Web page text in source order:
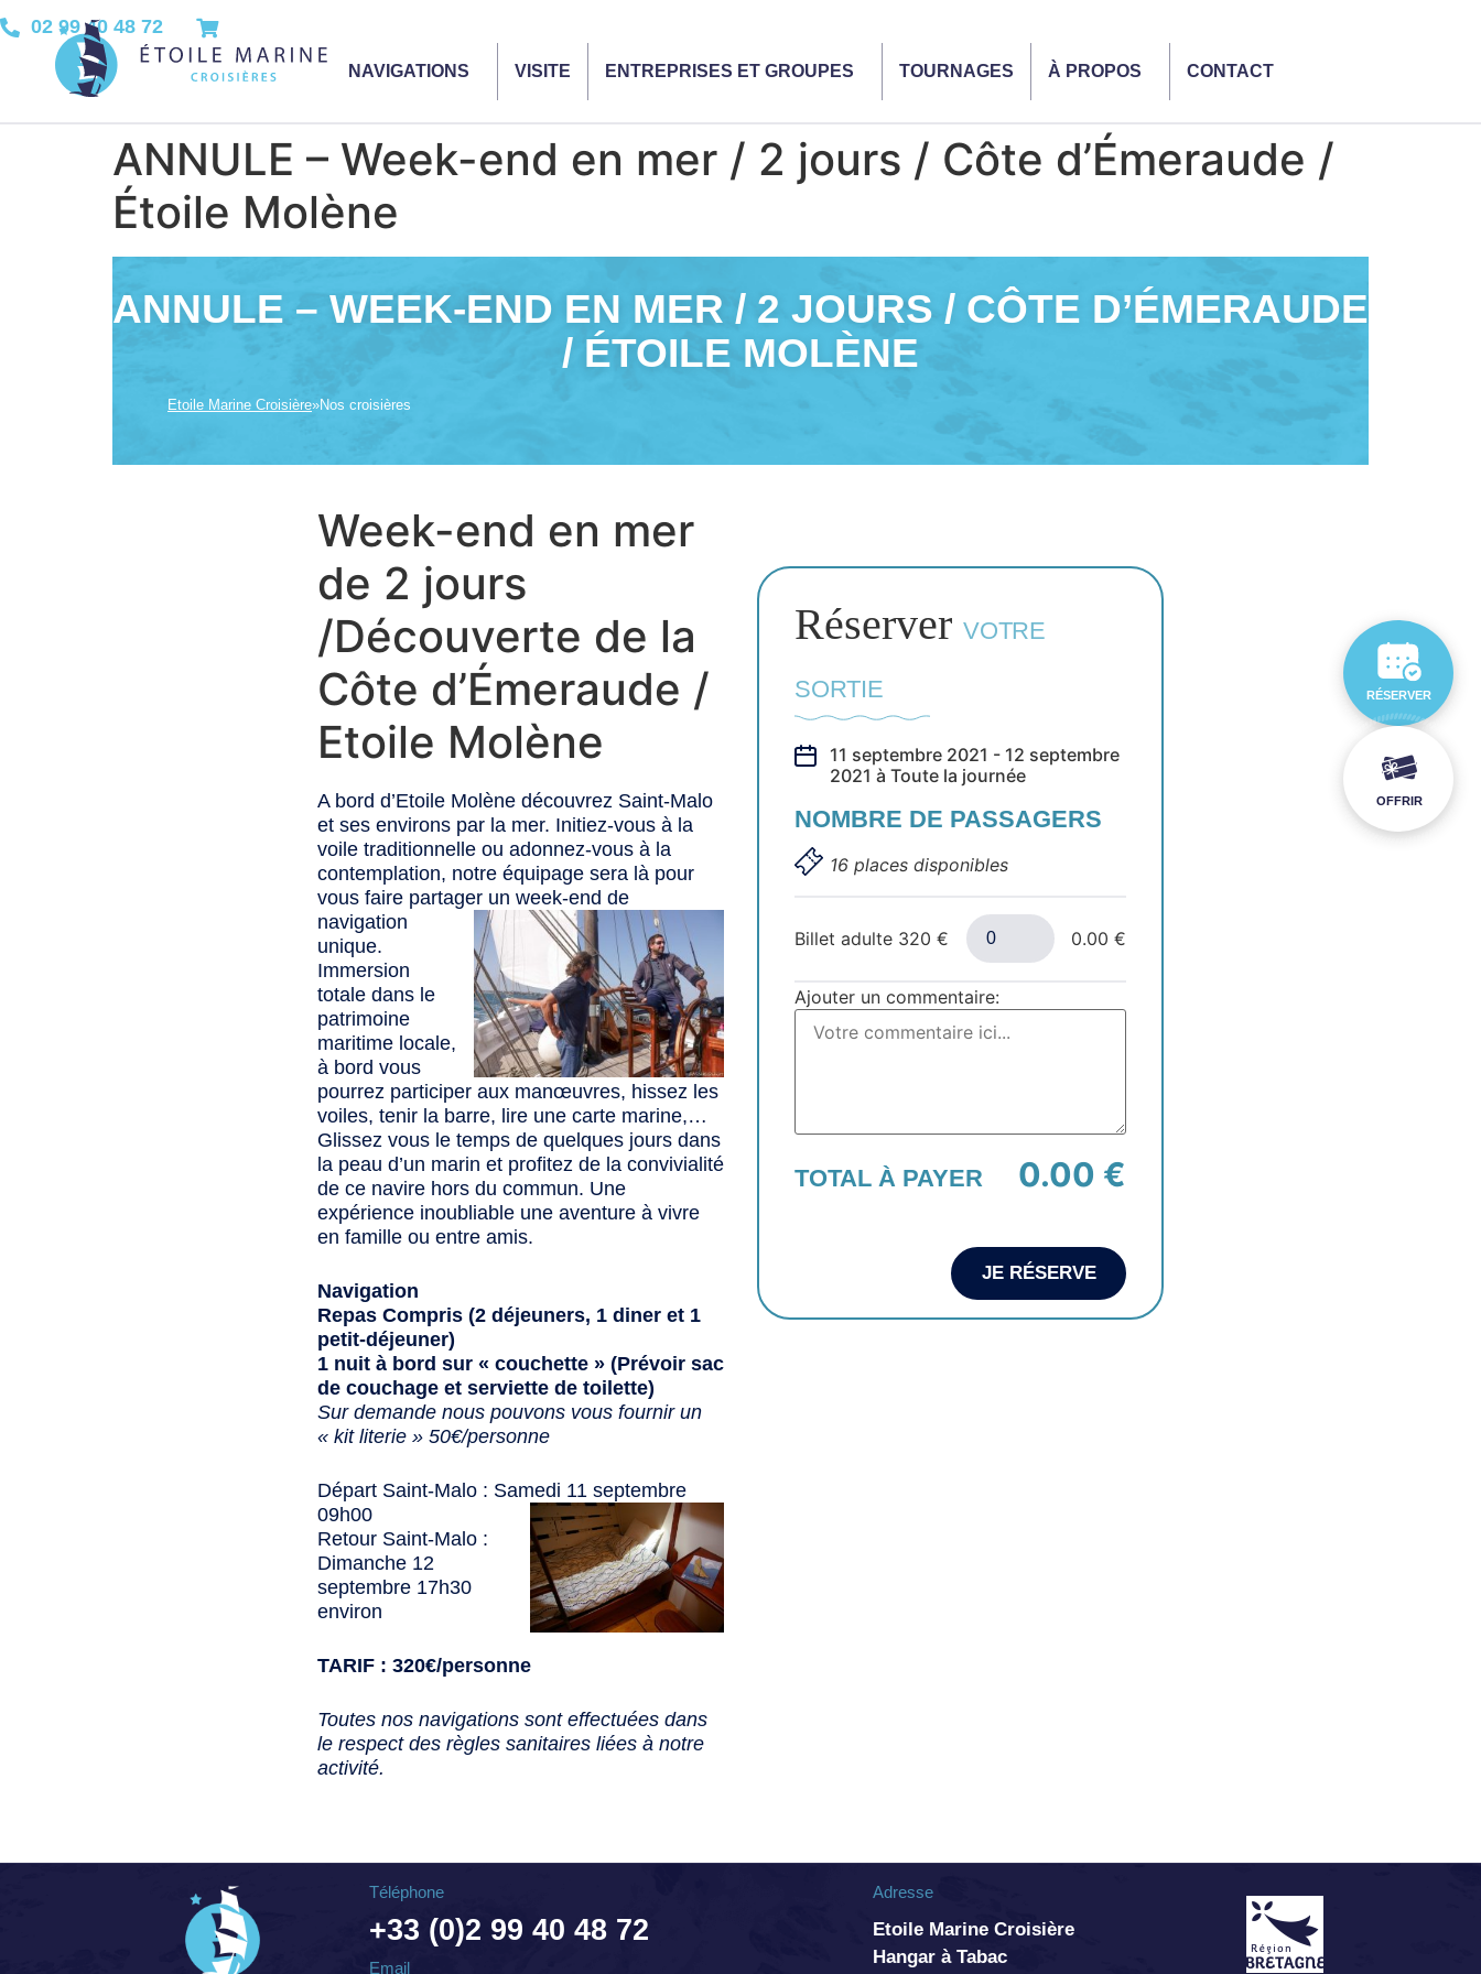
02 99 40 48 72
NAVIGATIONS VISITE ENTREPRISES ET GROUPES TOURNAGES À PROPOS CONTACT
ANNULE – Week-end en mer / 2 jours / Côte d’Émeraude /
Étoile Molène
ANNULE – WEEK-END EN MER / 2 JOURS / CÔTE D’ÉMERAUDE
/ ÉTOILE MOLÈNE
Etoile Marine Croisière»Nos croisières
Week-end en mer
de 2 jours
/Découverte de la
Côte d’Émeraude /
Etoile Molène
A bord d’Etoile Molène découvrez Saint-Malo
et ses environs par la mer. Initiez-vous à la
voile traditionnelle ou adonnez-vous à la
contemplation, notre équipage sera là pour
vous faire partager un week-end de
navigation
unique.
Immersion
totale dans le
patrimoine
maritime locale,
à bord vous
pourrez participer aux manœuvres, hissez les
voiles, tenir la barre, lire une carte marine,…
Glissez vous le temps de quelques jours dans
la peau d’un marin et profitez de la convivialité
de ce navire hors du commun. Une
expérience inoubliable une aventure à vivre
en famille ou entre amis.
Navigation
Repas Compris (2 déjeuners, 1 diner et 1
petit-déjeuner)
1 nuit à bord sur « couchette » (Prévoir sac
de couchage et serviette de toilette)
Sur demande nous pouvons vous fournir un
« kit literie » 50€/personne
Départ Saint-Malo : Samedi 11 septembre
09h00
Retour Saint-Malo :
Dimanche 12
septembre 17h30
environ
TARIF : 320€/personne
Toutes nos navigations sont effectuées dans
le respect des règles sanitaires liées à notre
activité.
Réserver VOTRE
SORTIE
11 septembre 2021 - 12 septembre
2021 à Toute la journée
NOMBRE DE PASSAGERS
16 places disponibles
Billet adulte 320 € 0.00 €
Ajouter un commentaire:
TOTAL À PAYER 0.00 €
JE RÉSERVE
Téléphone
+33 (0)2 99 40 48 72
Email
Adresse
Etoile Marine Croisière
Hangar à Tabac
RÉSERVER
OFFRIR